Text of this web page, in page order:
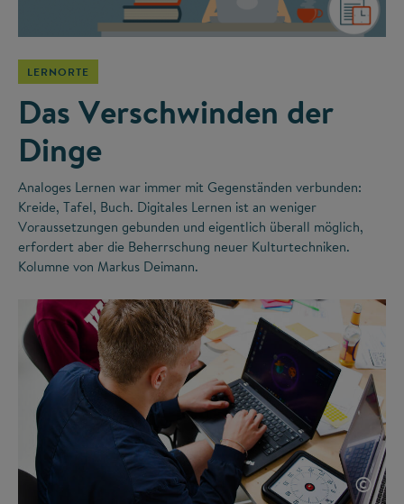
LERNORTE
Das Verschwinden der
Dinge
Analoges Lernen war immer mit Gegenständen verbunden:
Kreide, Tafel, Buch. Digitales Lernen ist an weniger
Voraussetzungen gebunden und eigentlich überall möglich,
erfordert aber die Beherrschung neuer Kulturtechniken.
Kolumne von Markus Deimann.
©